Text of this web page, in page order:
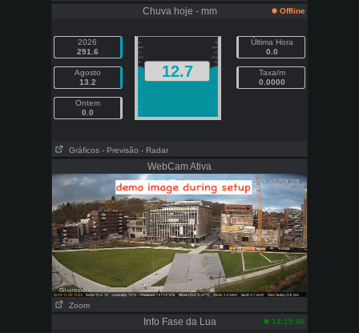
Chuva hoje - mm Offline
2026
291.6
Agosto
13.2
Ontem
0.0
12.7
Última Hora
0.0
Taxa/m
0.0000
Gráficos - Previsão - Radar
WebCam Ativa
Zoom
Info Fase da Lua 14:15:46